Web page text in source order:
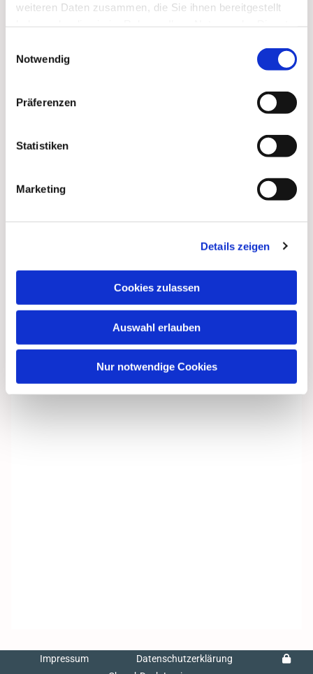
weiteren Daten zusammen, die Sie ihnen bereitgestellt
Notwendig
Präferenzen
Statistiken
Marketing
Details zeigen
Cookies zulassen
Auswahl erlauben
Nur notwendige Cookies
Dies könnte Sie auch
interessieren
Impressum
Datenschutzerklärung